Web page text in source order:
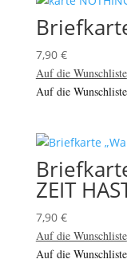
7,90 €
Auf die Wunschliste
Auf die Wunschliste
ZEIT
7,90 €
Auf die Wunschliste
Auf die Wunschliste